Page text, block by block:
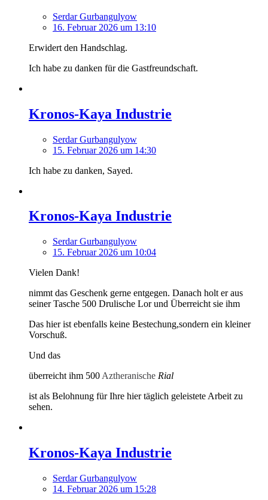
Serdar Gurbangulyow
16. Februar 2026 um 13:10
Erwidert den Handschlag.
Ich habe zu danken für die Gastfreundschaft.
Kronos-Kaya Industrie
Serdar Gurbangulyow
15. Februar 2026 um 14:30
Ich habe zu danken, Sayed.
Kronos-Kaya Industrie
Serdar Gurbangulyow
15. Februar 2026 um 10:04
Vielen Dank!
nimmt das Geschenk gerne entgegen. Danach holt er aus
seiner Tasche 500 Drulische Lor und Überreicht sie ihm
Das hier ist ebenfalls keine Bestechung,sondern ein kleiner
Vorschuß.
Und das
überreicht ihm 500 Aztheranische Rial
ist als Belohnung für Ihre hier täglich geleistete Arbeit zu
sehen.
Kronos-Kaya Industrie
Serdar Gurbangulyow
14. Februar 2026 um 15:28